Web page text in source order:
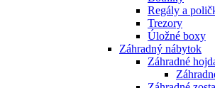
Regály a
Trezory
Úložné boxy
Záhradný nábytok
Záhradné